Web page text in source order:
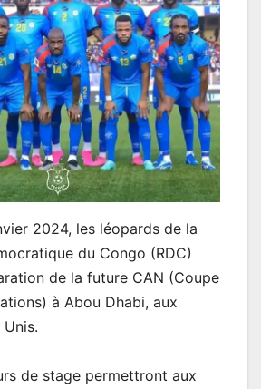
2024, les léopards de la
du Congo (RDC)
de la future CAN (Coupe
à Abou Dhabi, aux
de stage permettront aux